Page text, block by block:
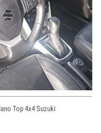
Top 4x4 Suzuki